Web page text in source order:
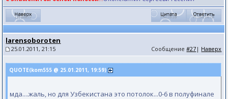
larensoboroten
25.01.2011, 21:15 Сообщение#27 | Наверх
QUOTE(kom555 @ 25.01.2011, 19:59)
мда....жаль, но для Узбекистана это потолок...0-6 в полуфинале